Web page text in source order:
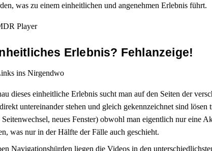
was zu einem einheitlichen und angenehmen Erlebnis führt.
Erlebnis? Fehlanzeige!
dieses einheitliche Erlebnis sucht man auf den Seiten der
untereinander stehen und gleich gekennzeichnet sind
neues Fenster) obwohl man eigentlich nur eine
was nur in der Hälfte der Fälle auch geschieht.
Navigationshürden liegen die Videos in den